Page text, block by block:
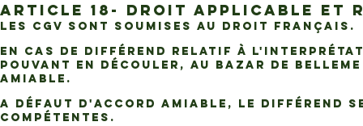
ARTICLE 18- DROIT APPLICABLE ET
Les CGV sont soumises au droit français.
En cas de différend relatif à
pouvant en découler, AU BAZAR DE
amiable.
A défaut d'accord amiable, le différend
compétentes.